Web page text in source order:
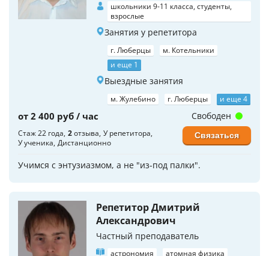
школьники 9-11 класса, студенты,
взрослые
Занятия у репетитора
г. Люберцы
м. Котельники
и еще 1
Выездные занятия
м. Жулебино г. Люберцы и еще 4
от 2 400 руб / час
Стаж 22 года 2отзыва У репетитора
У ученика Дистанционно
Учимся с энтузиазмом, а не "из-под палки".
Свободен
Связаться
Репетитор Дмитрий
Александрович
Частный преподаватель
астрономия атомная физика